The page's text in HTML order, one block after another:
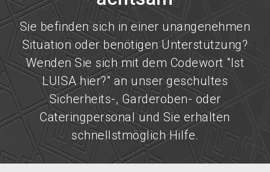
Sie befinden sich in einer unangenehmen
Situation oder benötigen Unterstützung?
Wenden Sie sich mit dem Codewort "Ist
LUISA hier?" an unser geschultes
Sicherheits-, Garderoben- oder
Cateringpersonal und Sie erhalten
schnellstmöglich Hilfe.